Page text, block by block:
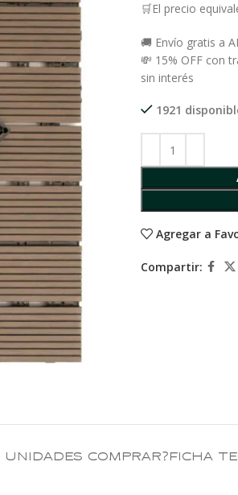
🛒El precio
🚚 Envío gratis a
💸 15% OFF con
sin interés
1921
Agregar a
Compartir:
UNIDADES COMPRAR?FICHA